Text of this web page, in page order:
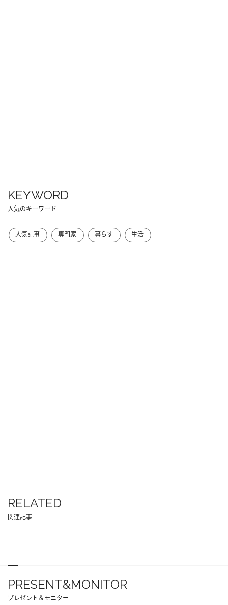
KEYWORD
人気のキーワード
人気記事 専門家 暮らす 生活
RELATED
関連記事
PRESENT&MONITOR
プレゼント＆モニター